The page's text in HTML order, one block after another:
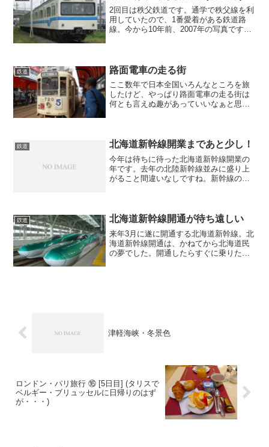
2回目は秩父鉄道です。通学で秩父線を利
用していたので、1番愛着がある鉄道路
線。今から10年前、2007年の写真です。
ていた...
鉄道 路面電車の走る街
ここ数年で日本全国いろんなところを旅
したけど、やっぱり路面電車の走る街は
何とも言えぬ趣があっていいなぁと思い
は『渋滞の原因』と...
鉄道 北海道新幹線開業まであと少し！
今年は待ちに待った北海道新幹線開業の
年です。去年の北陸新幹線並みに盛り上
がること間違いなしですね。新幹線の開
気の函館に新幹線がやって...
鉄道 北海道新幹線開通が待ち遠しい
来年3月に遂に開通する北海道新幹線。北
海道新幹線開通は、かねてから北海道民
の夢でした。開通したらすぐに乗りたい
津軽海峡・冬景色
ロンドン・パリ旅行 ⑯ [5日目] (タリスで
ベルギー・ブリュッセルに日帰りのはず
が・・・)